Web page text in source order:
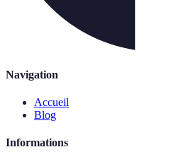
Navigation
Accueil
Blog
Informations